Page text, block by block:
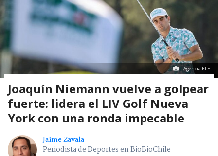
Agencia EFE
Joaquín Niemann vuelve a golpear
fuerte: lidera el LIV Golf Nueva
York con una ronda impecable
Jaime Zavala
Periodista de Deportes en BioBioChile